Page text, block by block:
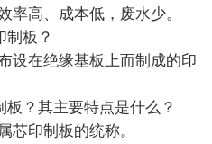
高、成本低，废水少。
板？
在绝缘基板上而制成的印
？其主要特点是什么？
印制板的统称。